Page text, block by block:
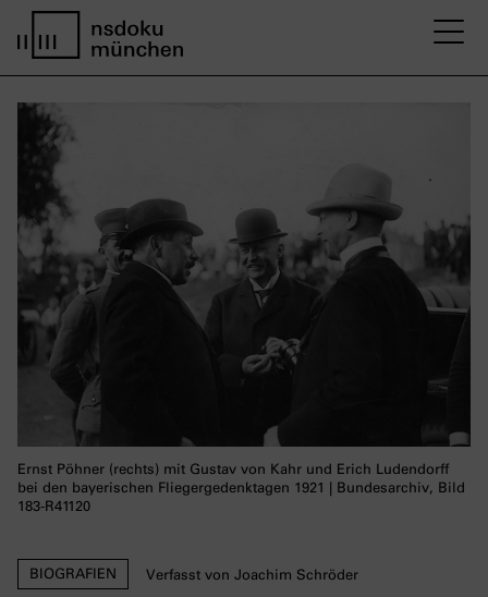
BIOGRAFIEN Verfasst von Joachim Schröder
Ernst Pöhner (rechts) mit Gustav von Kahr und Erich Ludendorff
bei den bayerischen Fliegergedenktagen 1921 | Bundesarchiv, Bild
183-R41120